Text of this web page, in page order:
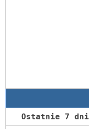
Ostatnie 7 dni